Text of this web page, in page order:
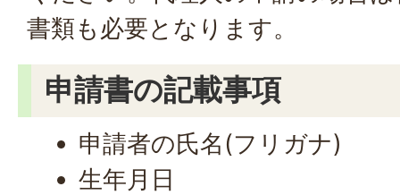
書類も必要となります。
申請書の記載事項
申請者の氏名(フリガナ)
生年月日